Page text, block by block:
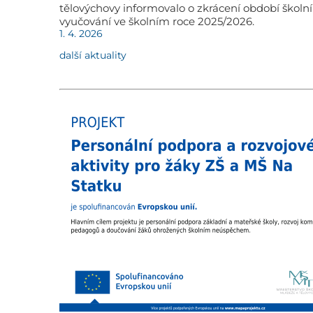
tělovýchovy informovalo o zkrácení období
vyučování ve školním roce 2025/2026.
1. 4. 2026
další aktuality